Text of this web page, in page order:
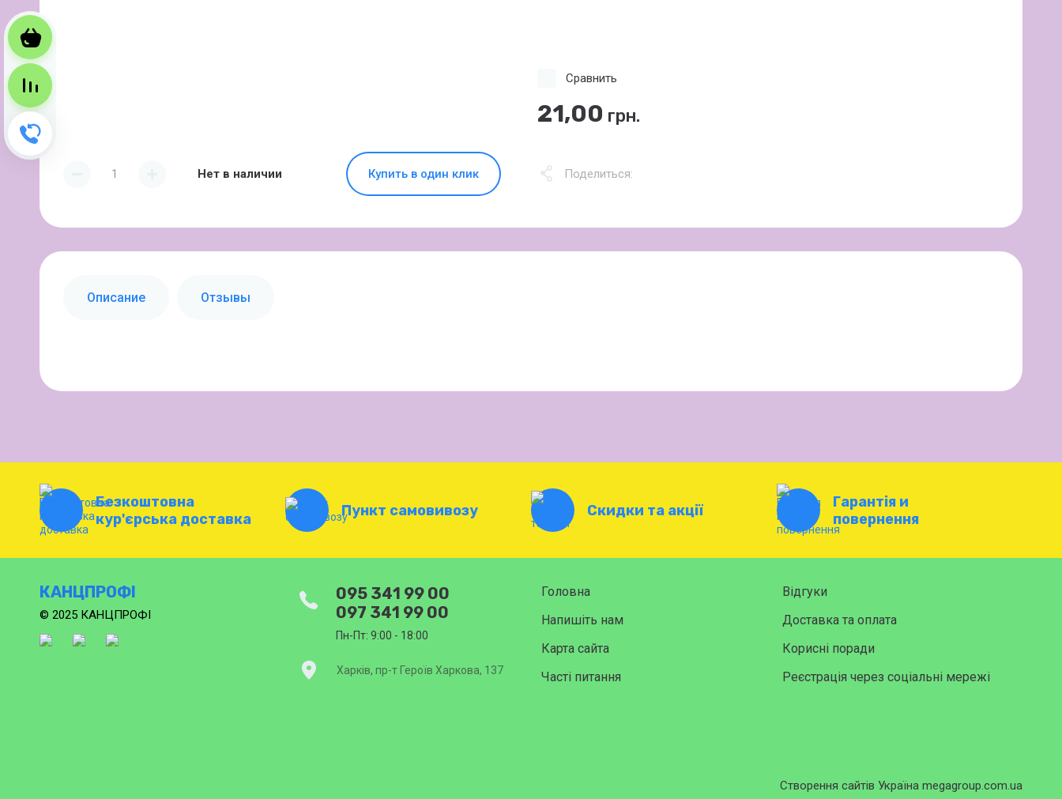
21,00 грн.
Сравнить
Нет в наличии Купить в один клик Поделиться:
Описание Отзывы
Безкоштовна
кур'єрська доставка
Пункт самовивозу Скидки та акції
Гарантія и
повернення
КАНЦПРОФІ
© 2025 КАНЦПРОФІ
095 341 99 00
097 341 99 00
Пн-Пт: 9:00 - 18:00
Харків, пр-т Героїв Харкова, 137
Головна
Відгуки
Напишіть нам
Доставка та оплата
Карта сайта
Корисні поради
Часті питання
Реєстрація через соціальні мережі
Створення сайтів Україна megagroup.com.ua